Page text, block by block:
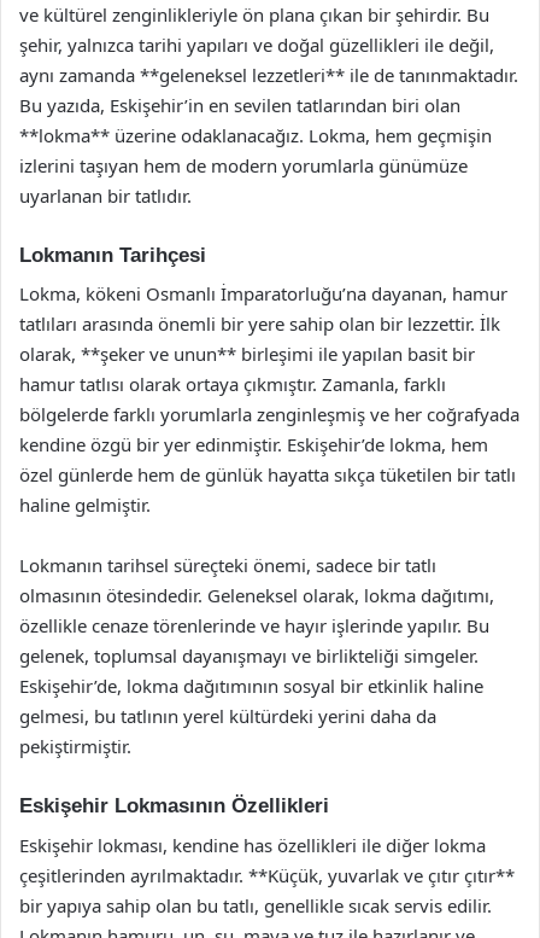
ve kültürel zenginlikleriyle ön plana çıkan bir şehirdir. Bu
şehir, yalnızca tarihi yapıları ve doğal güzellikleri ile değil,
aynı zamanda **geleneksel lezzetleri** ile de tanınmaktadır.
Bu yazıda, Eskişehir’in en sevilen tatlarından biri olan
**lokma** üzerine odaklanacağız. Lokma, hem geçmişin
izlerini taşıyan hem de modern yorumlarla günümüze
uyarlanan bir tatlıdır.
Lokmanın Tarihçesi
Lokma, kökeni Osmanlı İmparatorluğu’na dayanan, hamur
tatlıları arasında önemli bir yere sahip olan bir lezzettir. İlk
olarak, **şeker ve unun** birleşimi ile yapılan basit bir
hamur tatlısı olarak ortaya çıkmıştır. Zamanla, farklı
bölgelerde farklı yorumlarla zenginleşmiş ve her coğrafyada
kendine özgü bir yer edinmiştir. Eskişehir’de lokma, hem
özel günlerde hem de günlük hayatta sıkça tüketilen bir tatlı
haline gelmiştir.
Lokmanın tarihsel süreçteki önemi, sadece bir tatlı
olmasının ötesindedir. Geleneksel olarak, lokma dağıtımı,
özellikle cenaze törenlerinde ve hayır işlerinde yapılır. Bu
gelenek, toplumsal dayanışmayı ve birlikteliği simgeler.
Eskişehir’de, lokma dağıtımının sosyal bir etkinlik haline
gelmesi, bu tatlının yerel kültürdeki yerini daha da
pekiştirmiştir.
Eskişehir Lokmasının Özellikleri
Eskişehir lokması, kendine has özellikleri ile diğer lokma
çeşitlerinden ayrılmaktadır. **Küçük, yuvarlak ve çıtır çıtır**
bir yapıya sahip olan bu tatlı, genellikle sıcak servis edilir.